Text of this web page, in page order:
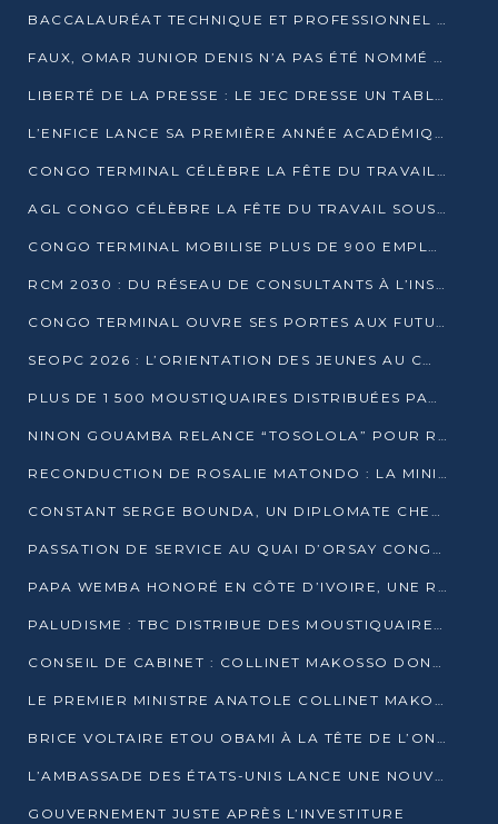
BACCALAURÉAT TECHNIQUE ET PROFESSIONNEL : 16 352 CANDIDATS LANCÉS DANS LES ÉPREUVES D’EPS
FAUX, OMAR JUNIOR DENIS N’A PAS ÉTÉ NOMMÉ AIDE DE CAMP ADJOINT DE DENIS SASSOU NGUESSO
LIBERTÉ DE LA PRESSE : LE JEC DRESSE UN TABLEAU PRÉOCCUPANT AU CONGO
L’ENFICE LANCE SA PREMIÈRE ANNÉE ACADÉMIQUE AVEC 100 FUTURS ENSEIGNANTS
CONGO TERMINAL CÉLÈBRE LA FÊTE DU TRAVAIL AVEC SES COLLABORATEURS À POINTE-NOIRE
AGL CONGO CÉLÈBRE LA FÊTE DU TRAVAIL SOUS LE SIGNE DE LA COHÉSION
CONGO TERMINAL MOBILISE PLUS DE 900 EMPLOYÉS AUTOUR DE LA SÉCURITÉ AU TRAVAIL
RCM 2030 : DU RÉSEAU DE CONSULTANTS À L’INSTRUMENT DE PUISSANCE EN AFRIQUE FRANCOPHONE
CONGO TERMINAL OUVRE SES PORTES AUX FUTURS INGÉNIEURS AU FORUM DES MÉTIERS D’UCAC-ICAM
SEOPC 2026 : L’ORIENTATION DES JEUNES AU CŒUR DE LA DEUXIÈME ÉDITION
PLUS DE 1 500 MOUSTIQUAIRES DISTRIBUÉES PAR AGL ET CONGO TERMINAL DANS LA LUTTE CONTRE LE PALUDISME
NINON GOUAMBA RELANCE “TOSOLOLA” POUR RENFORCER LE DIALOGUE AVEC LES CITOYENS
RECONDUCTION DE ROSALIE MATONDO : LA MINISTRE PROMET D’ACCÉLÉRER LE TRAITEMENT DES DOSSIERS ET DE RELEVER DE NOUVEAUX DÉFIS
CONSTANT SERGE BOUNDA, UN DIPLOMATE CHEVRONNÉ AUX COMMANDES DES AFFAIRES ÉTRANGÈRES
PASSATION DE SERVICE AU QUAI D’ORSAY CONGOLAIS : GAKOSSO PASSE LE FLAMBEAU À BOUNDA
PAPA WEMBA HONORÉ EN CÔTE D’IVOIRE, UNE RUE PORTE DÉSORMAIS SON NOM
PALUDISME : TBC DISTRIBUE DES MOUSTIQUAIRES DANS DEUX CSI DE BRAZZAVILLE
CONSEIL DE CABINET : COLLINET MAKOSSO DONNE SES DERNIÈRES ORIENTATIONS
LE PREMIER MINISTRE ANATOLE COLLINET MAKOSSO DÉMISSIONNE AVEC SON GOUVERNEMENT
BRICE VOLTAIRE ETOU OBAMI À LA TÊTE DE L’ONEC-C POUR TROIS ANS
L’AMBASSADE DES ÉTATS-UNIS LANCE UNE NOUVELLE COHORTE DU PROGRAMME ACCESS MICRO-SCHOLARSHIP
GOUVERNEMENT JUSTE APRÈS L’INVESTITURE